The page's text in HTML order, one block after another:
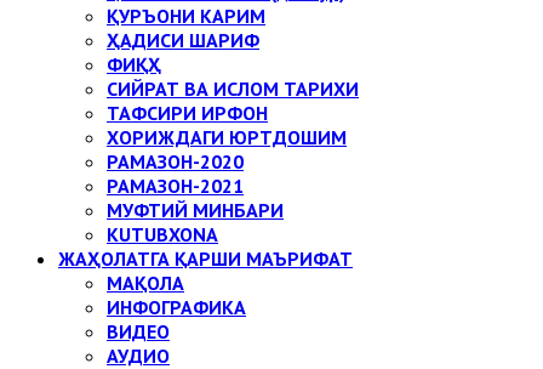
ҚУРЪОНИ КАРИМ
ҲАДИСИ ШАРИФ
ФИҚҲ
СИЙРАТ ВА ИСЛОМ ТАРИХИ
ТАФСИРИ ИРФОН
ХОРИЖДАГИ ЮРТДОШИМ
РАМАЗОН-2020
РАМАЗОН-2021
МУФТИЙ МИНБАРИ
KUTUBXONA
ЖАҲОЛАТГА ҚАРШИ МАЪРИФАТ
МАҚОЛА
ИНФОГРАФИКА
ВИДЕО
АУДИО